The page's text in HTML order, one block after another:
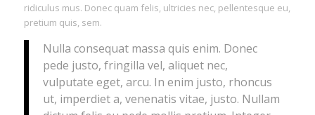
ridiculus mus. Donec quam felis, ultricies nec, pellentesque eu,
pretium quis, sem.
Nulla consequat massa quis enim. Donec
pede justo, fringilla vel, aliquet nec,
vulputate eget, arcu. In enim justo, rhoncus
ut, imperdiet a, venenatis vitae, justo. Nullam